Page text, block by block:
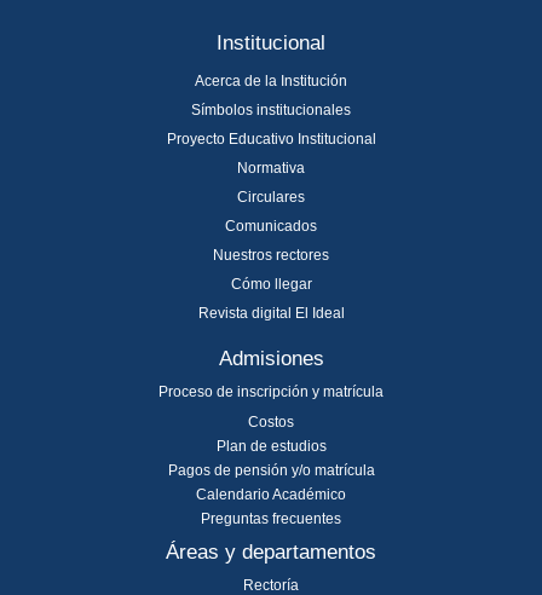
Institucional
Acerca de la Institución
Símbolos institucionales
Proyecto Educativo Institucional
Normativa
Circulares
Comunicados
Nuestros rectores
Cómo llegar
Revista digital El Ideal
Admisiones
Proceso de inscripción y matrícula
Costos
Plan de estudios
Pagos de pensión y/o matrícula
Calendario Académico
Preguntas frecuentes
Áreas y departamentos
Rectoría